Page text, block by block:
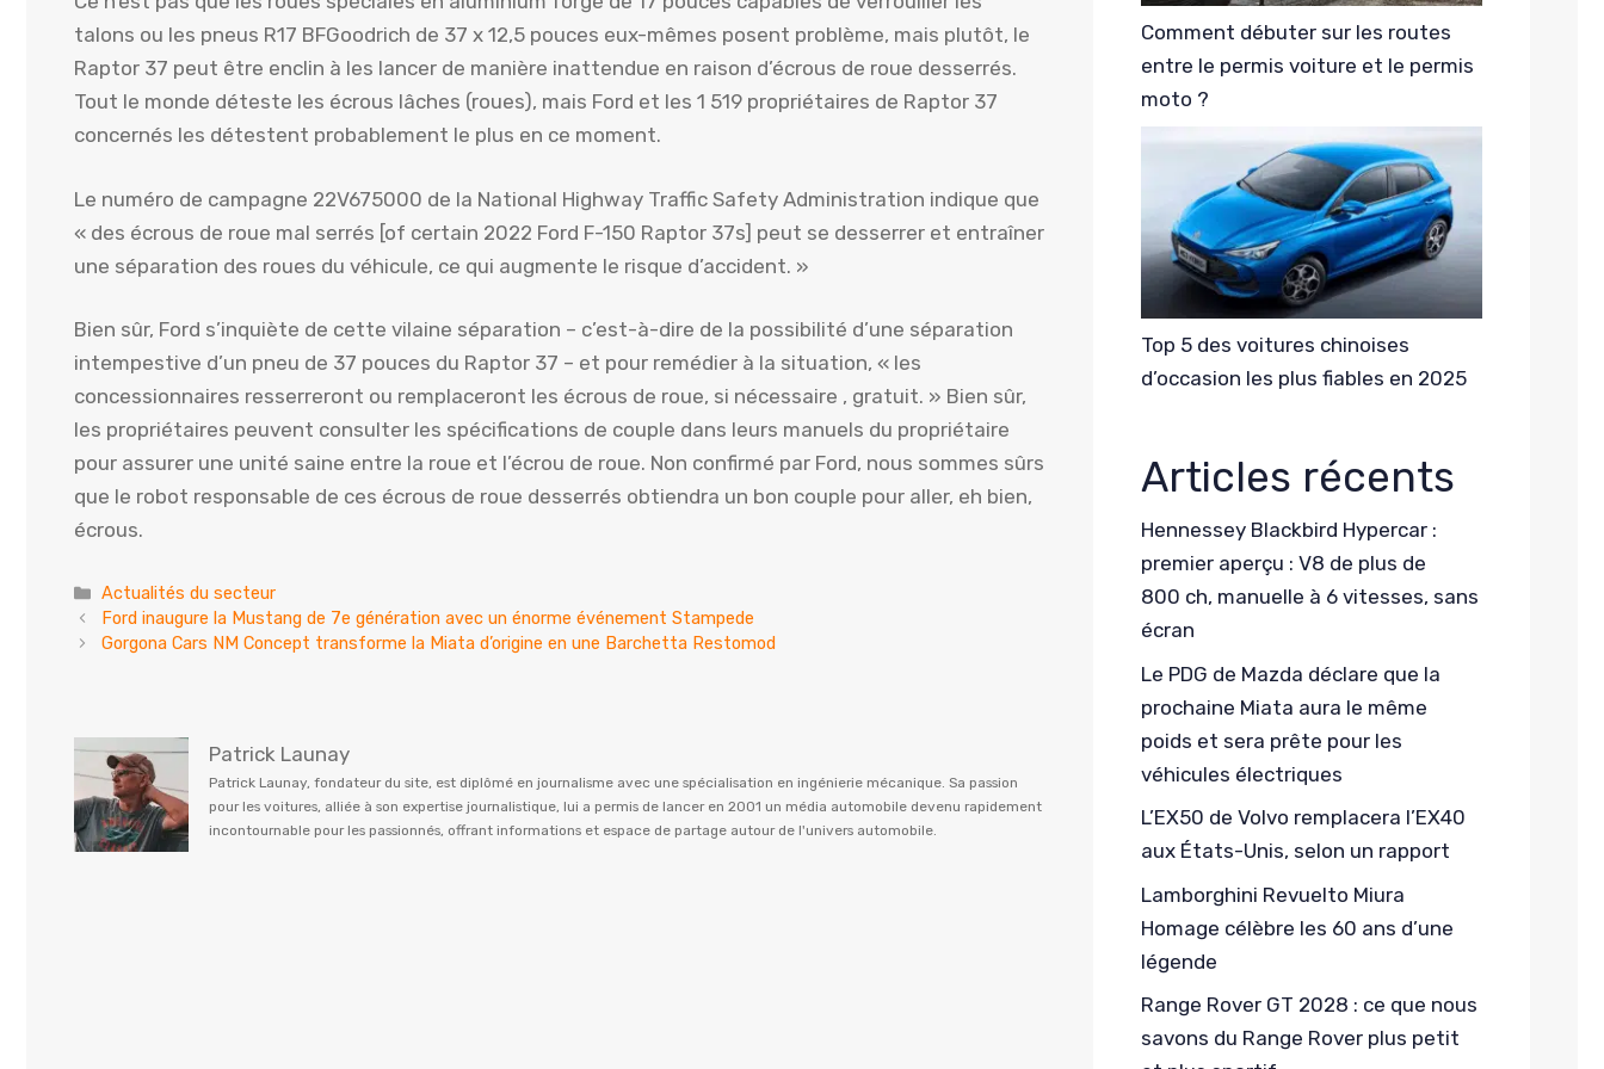
talons ou les pneus R17 BFGoodrich de 37 x 12,5 pouces eux-mêmes posent problème, mais plutôt, le
Raptor 37 peut être enclin à les lancer de manière inattendue en raison d’écrous de roue desserrés.
Tout le monde déteste les écrous lâches (roues), mais Ford et les 1 519 propriétaires de Raptor 37
concernés les détestent probablement le plus en ce moment.
Le numéro de campagne 22V675000 de la National Highway Traffic Safety Administration indique que
« des écrous de roue mal serrés [of certain 2022 Ford F-150 Raptor 37s] peut se desserrer et entraîner
une séparation des roues du véhicule, ce qui augmente le risque d’accident. »
Bien sûr, Ford s’inquiète de cette vilaine séparation – c’est-à-dire de la possibilité d’une séparation
intempestive d’un pneu de 37 pouces du Raptor 37 – et pour remédier à la situation, « les
concessionnaires resserreront ou remplaceront les écrous de roue, si nécessaire , gratuit. » Bien sûr,
les propriétaires peuvent consulter les spécifications de couple dans leurs manuels du propriétaire
pour assurer une unité saine entre la roue et l’écrou de roue. Non confirmé par Ford, nous sommes sûrs
que le robot responsable de ces écrous de roue desserrés obtiendra un bon couple pour aller, eh bien,
écrous.
Catégories
Actualités du secteur
Ford inaugure la Mustang de 7e génération avec un énorme événement Stampede
Gorgona Cars NM Concept transforme la Miata d’origine en une Barchetta Restomod
Patrick Launay
Patrick Launay, fondateur du site, est diplômé en journalisme avec une spécialisation en ingénierie mécanique. Sa passion
pour les voitures, alliée à son expertise journalistique, lui a permis de lancer en 2001 un média automobile devenu rapidement
incontournable pour les passionnés, offrant informations et espace de partage autour de l'univers automobile.
Comment débuter sur les routes
entre le permis voiture et le permis
moto ?
Top 5 des voitures chinoises
d’occasion les plus fiables en 2025
Articles récents
Hennessey Blackbird Hypercar :
premier aperçu : V8 de plus de
800 ch, manuelle à 6 vitesses, sans
écran
Le PDG de Mazda déclare que la
prochaine Miata aura le même
poids et sera prête pour les
véhicules électriques
L’EX50 de Volvo remplacera l’EX40
aux États-Unis, selon un rapport
Lamborghini Revuelto Miura
Homage célèbre les 60 ans d’une
légende
Range Rover GT 2028 : ce que nous
savons du Range Rover plus petit